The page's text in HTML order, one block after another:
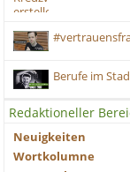
Berufe im
Redaktioneller
Neuigkeiten
Wortkolumne